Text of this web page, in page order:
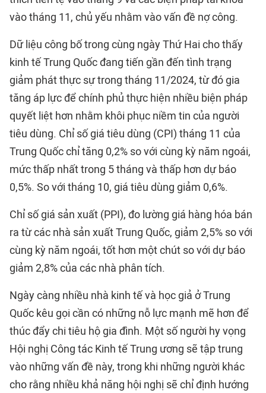
vào tháng 11, chủ yếu nhằm vào vấn đề nợ công.
Dữ liệu công bố trong cùng ngày Thứ Hai cho thấy
kinh tế Trung Quốc đang tiến gần đến tình trạng
giảm phát thực sự trong tháng 11/2024, từ đó gia
tăng áp lực để chính phủ thực hiện nhiều biện pháp
quyết liệt hơn nhằm khôi phục niềm tin của người
tiêu dùng. Chỉ số giá tiêu dùng (CPI) tháng 11 của
Trung Quốc chỉ tăng 0,2% so với cùng kỳ năm ngoái,
mức thấp nhất trong 5 tháng và thấp hơn dự báo
0,5%. So với tháng 10, giá tiêu dùng giảm 0,6%.
Chỉ số giá sản xuất (PPI), đo lường giá hàng hóa bán
ra từ các nhà sản xuất Trung Quốc, giảm 2,5% so với
cùng kỳ năm ngoái, tốt hơn một chút so với dự báo
giảm 2,8% của các nhà phân tích.
Ngày càng nhiều nhà kinh tế và học giả ở Trung
Quốc kêu gọi cần có những nỗ lực mạnh mẽ hơn để
thúc đẩy chi tiêu hộ gia đình. Một số người hy vọng
Hội nghị Công tác Kinh tế Trung ương sẽ tập trung
vào những vấn đề này, trong khi những người khác
cho rằng nhiều khả năng hội nghị sẽ chỉ định hướng